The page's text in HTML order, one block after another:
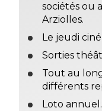
sociétés ou
Arziolles.
Le jeudi
Sorties
Tout au
différents
Loto annuel.